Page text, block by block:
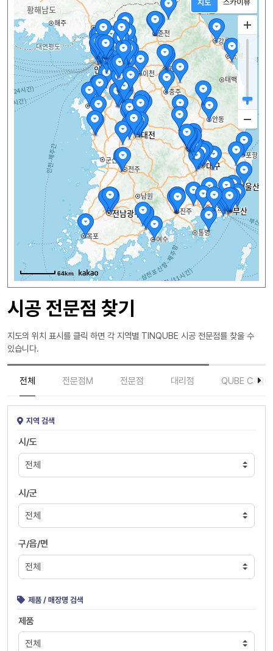
64km
시공 전문점 찾기
지도의 위치 표시를 클릭 하면 각 지역별 TINQUBE 시공 전문점를 찾울 수
있습니다.
전체 전문점M 전문점 대리점 QUBE
지역 검색
시/도
시/군
구/읍/면
제품 / 매장명 검색
제품